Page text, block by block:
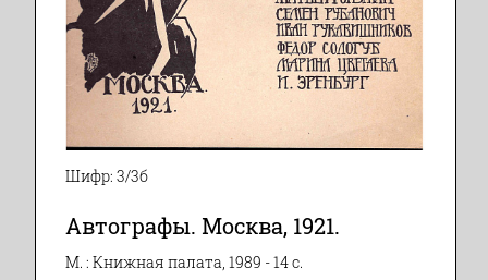
Шифр: 3/3б
Автографы. Москва, 1921.
М. : Книжная палата, 1989 - 14 с.